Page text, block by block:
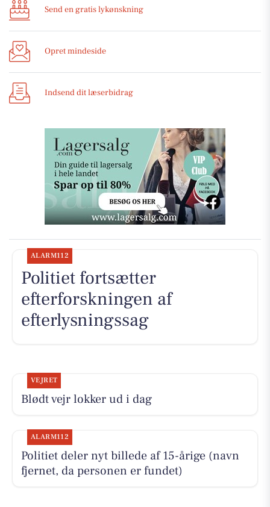
Send en gratis lykønskning
Opret mindeside
Indsend dit læserbidrag
ALARM112
Politiet fortsætter
efterforskningen af
efterlysningssag
VEJRET
Blødt vejr lokker ud i dag
ALARM112
Politiet deler nyt billede af 15-årige (navn
fjernet, da personen er fundet)